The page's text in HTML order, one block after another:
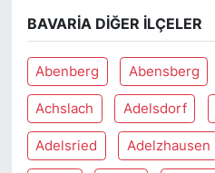
BAVARIA DIĞER İLÇELER
Abenberg Abensberg
Achslach Adelsdorf
Adelsried Adelzhausen